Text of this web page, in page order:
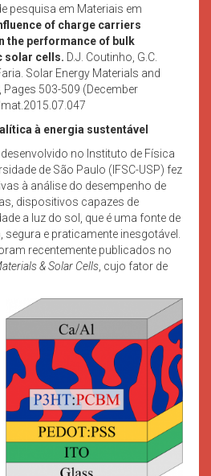
pesquisa em Materiais em
of charge carriers
the performance of bulk
solar cells. D.J. Coutinho, G.C.
Solar Energy Materials and
Pages 503-509 (December
à energia sustentável
no Instituto de Física
de São Paulo (IFSC-USP) fez
à análise do desempenho de
dispositivos capazes de
a luz do sol, que é uma fonte de
segura e praticamente inesgotável.
recentemente publicados no
& Solar Cells , cujo fator de